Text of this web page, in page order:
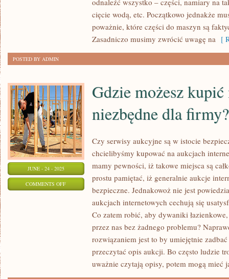
odnaleźć wszystko – części, namiary na
cięcie wodą, etc. Początkowo jednakże
poważnie, które części do maszyn są
Zasadniczo musimy zwrócić uwagę na [
POSTED BY ADMIN
JUNE - 24 - 2025
COMMENTS OFFON
Gdzie możesz kupić
niezbędne dla firmy?
Czy serwisy aukcyjne są w istocie
chcielibyśmy kupować na aukcjach
mamy pewności, iż takowe miejsca są
prostu pamiętać, iż generalnie aukcje
bezpieczne. Jednakowoż nie jest
aukcjach internetowych cechują się
Co zatem robić, aby dywaniki
przez nas bez żadnego problemu?
rozwiązaniem jest to by umiejętnie
przeczytać opis aukcji. Bo często ludzie
uważnie czytają opisy, potem mogą mieć